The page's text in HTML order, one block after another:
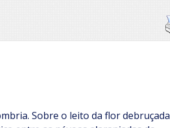
Sobre o leito da flor debruçada